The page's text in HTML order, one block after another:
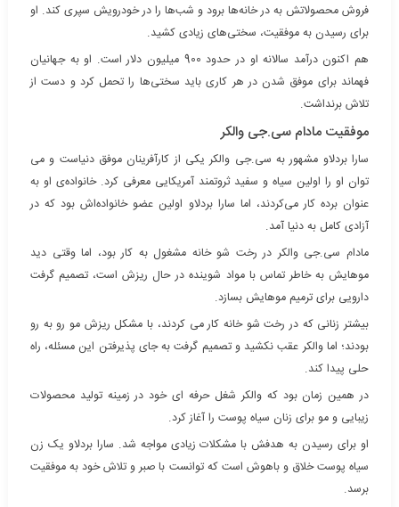
فروش محصولاتش به در خانه‌ها برود و شب‌ها را در خودرویش سپری کند. او
برای رسیدن به موفقیت، سختی‌های زیادی کشید.
هم اکنون درآمد سالانه او در حدود 900 میلیون دلار است. او به جهانیان
فهماند برای موفق شدن در هر کاری باید سختی‌ها را تحمل کرد و دست از
تلاش برنداشت.
موفقیت مادام سی.جی والکر
سارا بردلاو مشهور به سی.جی والکر یکی از کارآفرینان موفق دنیاست و می
توان او را اولین سیاه و سفید ثروتمند آمریکایی معرفی کرد. خانواده‌ی او به
عنوان برده کار می‌کردند، اما سارا بردلاو اولین عضو خانواده‌اش بود که در
آزادی کامل به دنیا آمد.
مادام سی.جی والکر در رخت شو خانه مشغول به کار بود، اما وقتی دید
موهایش به خاطر تماس با مواد شوینده در حال ریزش است، تصمیم گرفت
دارویی برای ترمیم موهایش بسازد.
بیشتر زنانی که در رخت شو خانه کار می کردند، با مشکل ریزش مو رو به رو
بودند؛ اما والکر عقب نکشید و تصمیم گرفت به جای پذیرفتن این مسئله، راه
حلی پیدا کند.
در همین زمان بود که والکر شغل حرفه ای خود در زمینه تولید محصولات
زیبایی و مو برای زنان سیاه پوست را آغاز کرد.
او برای رسیدن به هدفش با مشکلات زیادی مواجه شد. سارا بردلاو یک زن
سیاه پوست خلاق و باهوش است که توانست با صبر و تلاش خود به موفقیت
برسد.